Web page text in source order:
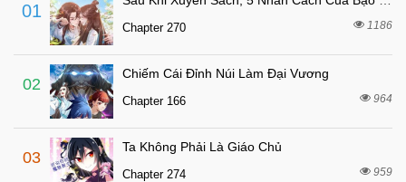
Chapter 608
Chapter 607
Chapter 606 2 tháng trước
Chapter 605
Chapter 604
Chapter 603
01
Chapter 270 1186
02
Chiếm Cái Đỉnh Núi Làm Đại Vương
Chapter 166 964
03
Ta Không Phải Là Giáo Chủ
Chapter 274 959